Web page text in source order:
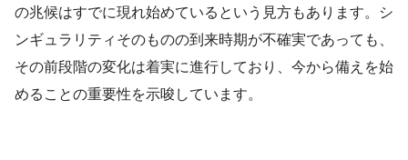
の兆候はすでに現れ始めているという見方もあります。シ
ンギュラリティそのものの到来時期が不確実であっても、
その前段階の変化は着実に進行しており、今から備えを始
めることの重要性を示唆しています。